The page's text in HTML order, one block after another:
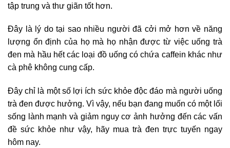
tập trung và thư giãn tốt hơn.
Đây là lý do tại sao nhiều người đã cởi mở hơn về năng
lượng ổn định của họ mà họ nhận được từ việc uống trà
đen mà hầu hết các loại đồ uống có chứa caffein khác như
cà phê không cung cấp.
Đây chỉ là một số lợi ích sức khỏe độc ​​đáo mà người uống
trà đen được hưởng. Vì vậy, nếu bạn đang muốn có một lối
sống lành mạnh và giảm nguy cơ ảnh hưởng đến các vấn
đề sức khỏe như vậy, hãy mua trà đen trực tuyến ngay
hôm nay.